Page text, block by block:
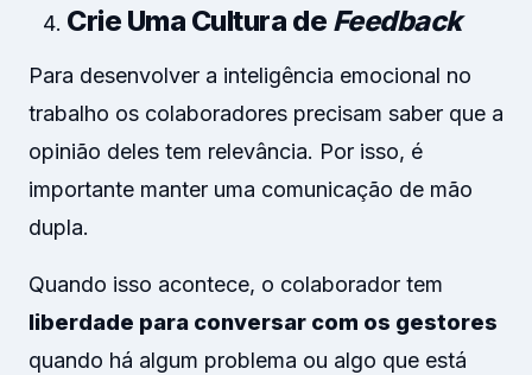
Crie Uma Cultura de Feedback
Para desenvolver a inteligência emocional no
trabalho os colaboradores precisam saber que a
opinião deles tem relevância. Por isso, é
importante manter uma comunicação de mão
dupla.
Quando isso acontece, o colaborador tem
liberdade para conversar com os gestores
quando há algum problema ou algo que está